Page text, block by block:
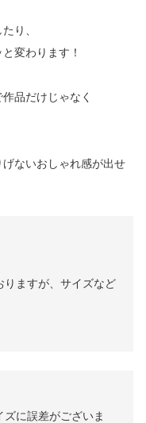
り、
変わります！
品だけじゃなく
ないおしゃれ感が出せ
ますが、サイズなど
ズに誤差がございま